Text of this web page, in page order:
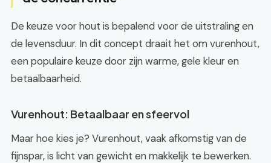
De keuze voor hout is bepalend voor de uitstraling en
de levensduur. In dit concept draait het om vurenhout,
een populaire keuze door zijn warme, gele kleur en
betaalbaarheid.
Vurenhout: Betaalbaar en sfeervol
Maar hoe kies je? Vurenhout, vaak afkomstig van de
fijnspar, is licht van gewicht en makkelijk te bewerken.